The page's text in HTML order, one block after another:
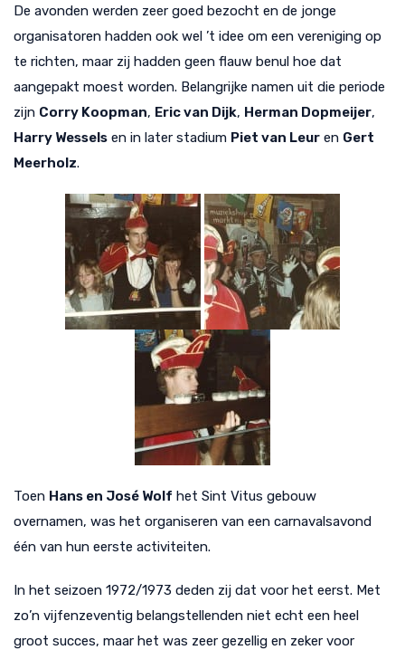
De avonden werden zeer goed bezocht en de jonge
organisatoren hadden ook wel ’t idee om een vereniging op
te richten, maar zij hadden geen flauw benul hoe dat
aangepakt moest worden. Belangrijke namen uit die periode
zijn Corry Koopman, Eric van Dijk, Herman Dopmeijer,
Harry Wessels en in later stadium Piet van Leur en Gert
Meerholz.
Toen Hans en José Wolf het Sint Vitus gebouw
overnamen, was het organiseren van een carnavalsavond
één van hun eerste activiteiten.
In het seizoen 1972/1973 deden zij dat voor het eerst. Met
zo’n vijfenzeventig belangstellenden niet echt een heel
groot succes, maar het was zeer gezellig en zeker voor